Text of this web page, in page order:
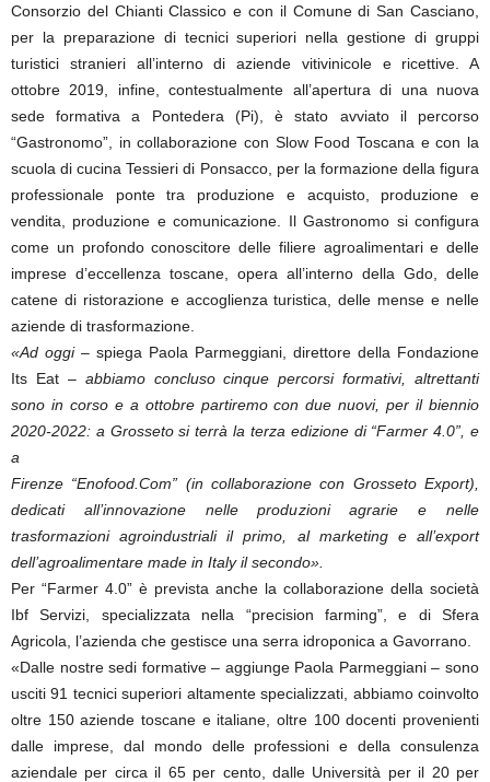
Consorzio del Chianti Classico e con il Comune di San Casciano,
per la preparazione di tecnici superiori nella gestione di gruppi
turistici stranieri all’interno di aziende vitivinicole e ricettive. A
ottobre 2019, infine, contestualmente all’apertura di una nuova
sede formativa a Pontedera (Pi), è stato avviato il percorso
“Gastronomo”, in collaborazione con Slow Food Toscana e con la
scuola di cucina Tessieri di Ponsacco, per la formazione della figura
professionale ponte tra produzione e acquisto, produzione e
vendita, produzione e comunicazione. Il Gastronomo si configura
come un profondo conoscitore delle filiere agroalimentari e delle
imprese d’eccellenza toscane, opera all’interno della Gdo, delle
catene di ristorazione e accoglienza turistica, delle mense e nelle
aziende di trasformazione.
«Ad oggi– spiega Paola Parmeggiani, direttore della Fondazione
Its Eat – abbiamo concluso cinque percorsi formativi, altrettanti
sono in corso e a ottobre partiremo con due nuovi, per il biennio
2020-2022: a Grosseto si terrà la terza edizione di “Farmer 4.0”, e
a
Firenze “Enofood.Com” (in collaborazione con Grosseto Export),
dedicati all’innovazione nelle produzioni agrarie e nelle
trasformazioni agroindustriali il primo, al marketing e all’export
dell’agroalimentare made in Italy il secondo».
Per “Farmer 4.0” è prevista anche la collaborazione della società
Ibf Servizi, specializzata nella “precision farming”, e di Sfera
Agricola, l’azienda che gestisce una serra idroponica a Gavorrano.
«Dalle nostre sedi formative – aggiunge Paola Parmeggiani – sono
usciti 91 tecnici superiori altamente specializzati, abbiamo coinvolto
oltre 150 aziende toscane e italiane, oltre 100 docenti provenienti
dalle imprese, dal mondo delle professioni e della consulenza
aziendale per circa il 65 per cento, dalle Università per il 20 per